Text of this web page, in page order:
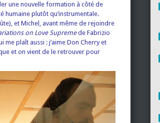
une nouvelle formation à côté de
humaine plutôt qu’instrumentale.
et Michel, avant même de rejoindre
on Love Supremede Fabrizio
plaît aussi : j’aime Don Cherry et
et on vient de le retrouver pour